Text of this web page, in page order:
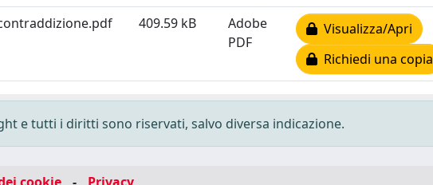
409.59 kB
Adobe
PDF
Visualizza/Apri
Richiedi una copia
e tutti i diritti sono riservati, salvo diversa indicazione.